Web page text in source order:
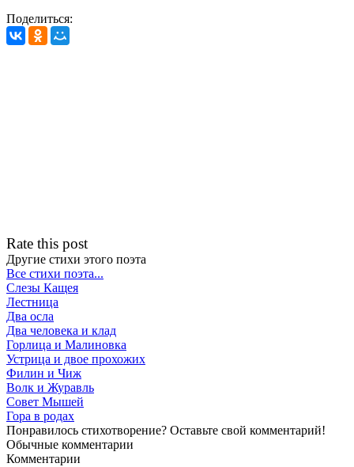
Поделиться:
Rate this post
Другие стихи этого поэта
Все стихи поэта...
Слезы Кащея
Лестница
Два осла
Два человека и клад
Горлица и Малиновка
Устрица и двое прохожих
Филин и Чиж
Волк и Журавль
Совет Мышей
Гора в родах
Понравилось стихотворение? Оставьте свой комментарий!
Обычные комментарии
Комментарии